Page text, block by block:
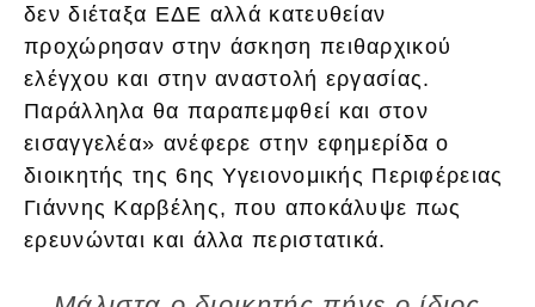
δεν διέταξα ΕΔΕ αλλά κατευθείαν
προχώρησαν στην άσκηση πειθαρχικού
ελέγχου και στην αναστολή εργασίας.
Παράλληλα θα παραπεμφθεί και στον
εισαγγελέα» ανέφερε στην εφημερίδα ο
διοικητής της 6ης Υγειονομικής Περιφέρειας
Γιάννης Καρβέλης, που αποκάλυψε πως
ερευνώνται και άλλα περιστατικά.